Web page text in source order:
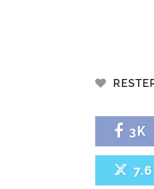
3K